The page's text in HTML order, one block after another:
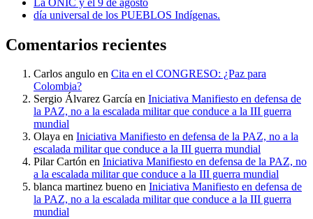
día universal de los PUEBLOS Indígenas.
Comentarios recientes
Carlos angulo en Cita en el CONGRESO: ¿Paz para
Colombia?
Sergio Álvarez García en Iniciativa Manifiesto en defensa de
la PAZ, no a la escalada militar que conduce a la III guerra
mundial
Olaya en Iniciativa Manifiesto en defensa de la PAZ, no a la
escalada militar que conduce a la III guerra mundial
Pilar Cartón en Iniciativa Manifiesto en defensa de la PAZ, no
a la escalada militar que conduce a la III guerra mundial
blanca martinez bueno en Iniciativa Manifiesto en defensa de
la PAZ, no a la escalada militar que conduce a la III guerra
mundial